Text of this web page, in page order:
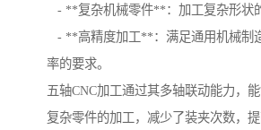
- **复杂机械零件**：加工复杂形状
- **高精度加工**：满足通用机械制
率的要求。
五轴CNC加工通过其多轴联动能力，
复杂零件的加工，减少了装夹次数，